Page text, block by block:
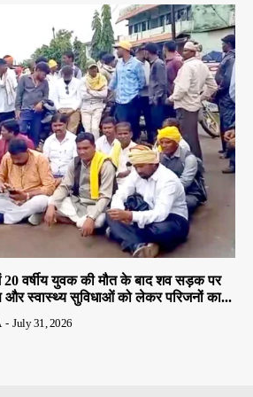
वर्षीय युवक की मौत के बाद शव सड़क पर
स्वास्थ्य सुविधाओं को लेकर परिजनों का...
- July 31, 2026